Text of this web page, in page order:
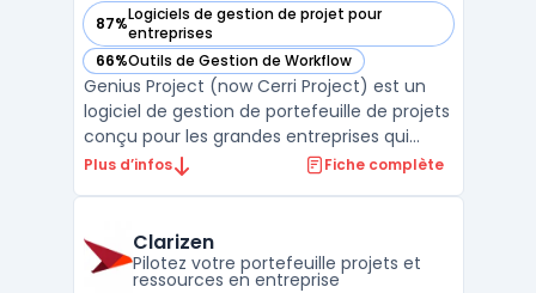
87%Logiciels de gestion de projet pour
entreprises
— voir Genius Project (now Cerri Project) dans cette
66%Outils de Gestion de Workflow
— voir Genius Project (now Cerri Project) dans cette
Genius Project (now Cerri Project) est un
logiciel de gestion de portefeuille de projets
conçu pour les grandes entreprises qui
gèrent des environnements complexes et
planification des ressources et la maîtrise
budgétai ...
Plus d’infos Fiche complète
Clarizen
Pilotez votre portefeuille projets et
ressources en entreprise